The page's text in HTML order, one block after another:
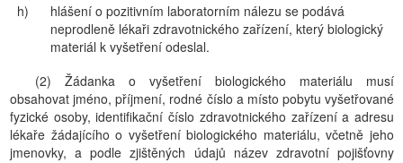
h)
hlášení o pozitivním laboratorním nálezu se podává
neprodleně lékaři zdravotnického zařízení, který biologický
materiál k vyšetření odeslal.
(2) Žádanka o vyšetření biologického materiálu musí
obsahovat jméno, příjmení, rodné číslo a místo pobytu vyšetřované
fyzické osoby, identifikační číslo zdravotnického zařízení a adresu
lékaře žádajícího o vyšetření biologického materiálu, včetně jeho
jmenovky, a podle zjištěných údajů název zdravotní pojišťovny